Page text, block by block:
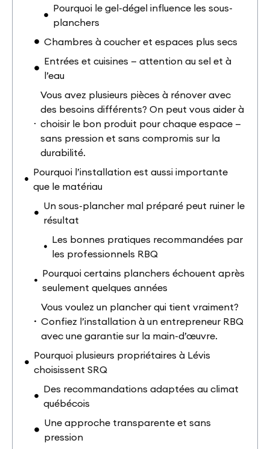
Pourquoi le gel-dégel influence les sous-
planchers
Chambres à coucher et espaces plus secs
Entrées et cuisines — attention au sel et à
l’eau
Vous avez plusieurs pièces à rénover avec
des besoins différents? On peut vous aider à
choisir le bon produit pour chaque espace —
sans pression et sans compromis sur la
durabilité.
Pourquoi l’installation est aussi importante
que le matériau
Un sous-plancher mal préparé peut ruiner le
résultat
Les bonnes pratiques recommandées par
les professionnels RBQ
Pourquoi certains planchers échouent après
seulement quelques années
Vous voulez un plancher qui tient vraiment?
Confiez l’installation à un entrepreneur RBQ
avec une garantie sur la main-d’œuvre.
Pourquoi plusieurs propriétaires à Lévis
choisissent SRQ
Des recommandations adaptées au climat
québécois
Une approche transparente et sans
pression